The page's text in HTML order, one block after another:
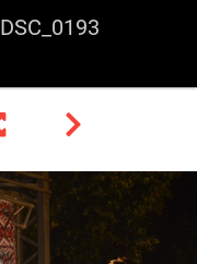
DSC_0193